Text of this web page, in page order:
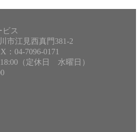
ス
市江見西真門381-2
：04-7096-0171
（定休日 水曜日）